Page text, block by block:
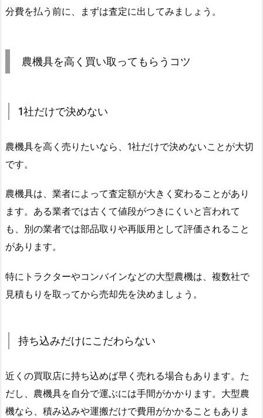
分費を払う前に、まずは査定に出してみましょう。
農機具を高く買い取ってもらうコツ
1社だけで決めない
農機具を高く売りたいなら、1社だけで決めないことが大切
です。
農機具は、業者によって査定額が大きく変わることがあり
ます。ある業者では古くて値段がつきにくいと言われて
も、別の業者では部品取りや再販用として評価されること
があります。
特にトラクターやコンバインなどの大型農機は、複数社で
見積もりを取ってから売却先を決めましょう。
持ち込みだけにこだわらない
近くの買取店に持ち込めば早く売れる場合もあります。た
だし、農機具を自分で運ぶには手間がかかります。大型農
機なら、積み込みや運搬だけで費用がかかることもありま